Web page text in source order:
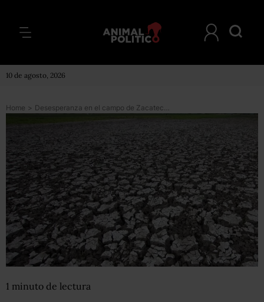
10 de agosto, 2026
Home > Desesperanza en el campo de Zacatecas tras dos años de sequía
1 minuto de lectura